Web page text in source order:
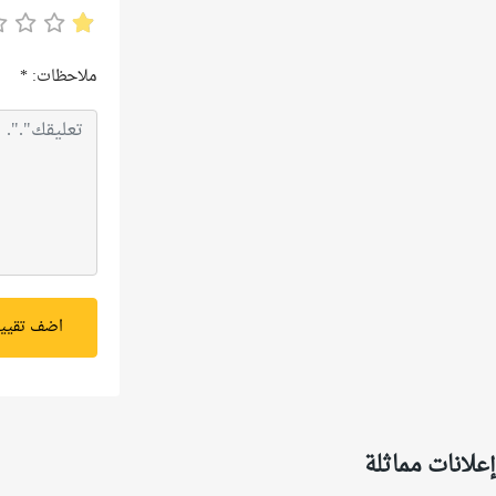
ملاحظات:*
اضف
إعلانات مماثلة